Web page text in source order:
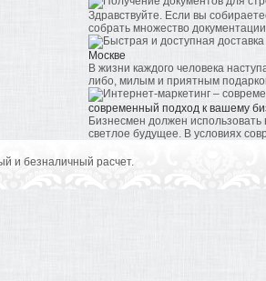
Здравствуйте. Если вы
собрать множество
Москве
В жизни каждого человека
либо, милым и приятным
современный подход к вашему
Бизнесмен должен
светлое будущее. В условиях
и безналичный расчет.